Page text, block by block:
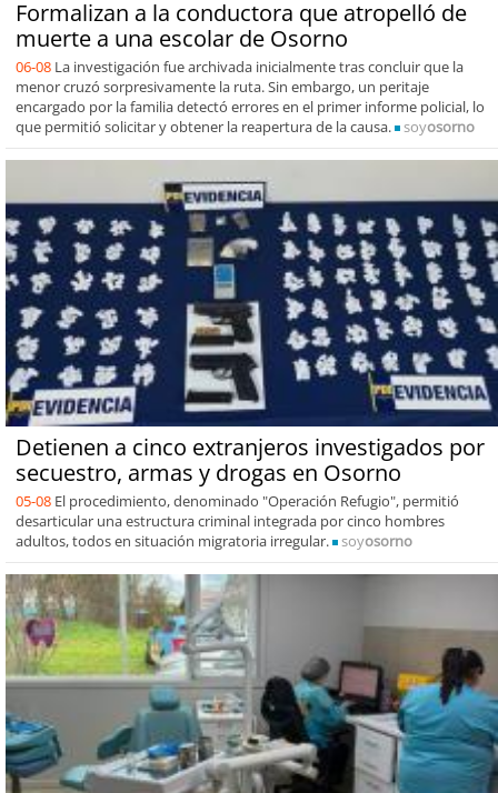
Formalizan a la conductora que atropelló de
muerte a una escolar de Osorno
06-08 La investigación fue archivada inicialmente tras concluir que la
menor cruzó sorpresivamente la ruta. Sin embargo, un peritaje
encargado por la familia detectó errores en el primer informe policial, lo
que permitió solicitar y obtener la reapertura de la causa.
soyosorno
Detienen a cinco extranjeros investigados por
secuestro, armas y drogas en Osorno
05-08 El procedimiento, denominado "Operación Refugio", permitió
desarticular una estructura criminal integrada por cinco hombres
adultos, todos en situación migratoria irregular.
soyosorno